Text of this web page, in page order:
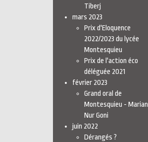
Tiberj
mars 2023
Prix d'Eloquence
2022/2023 du lycée
Montesquieu
Prix de l'action éco
déléguée 2021
février 2023
Grand oral de
Montesquieu - Marian
Nur Goni
juin 2022
Dérangés ?